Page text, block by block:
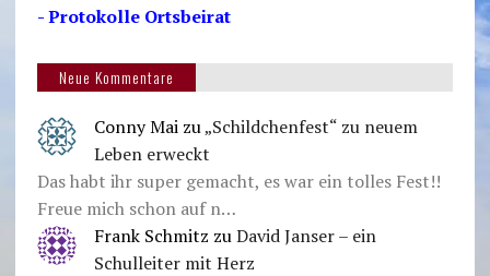
- Protokolle Ortsbeirat
Neue Kommentare
Conny Mai zu„Schildchenfest“ zu neuem
Leben erweckt
Das habt ihr super gemacht, es war ein tolles Fest!!
Freue mich schon auf n…
Frank Schmitz zu David Janser – ein
Schulleiter mit Herz